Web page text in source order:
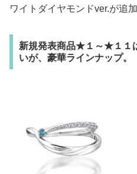
ワイトダイヤモンドver.が追
新規発表商品★１～★１１
いが、豪華ラインナップ。